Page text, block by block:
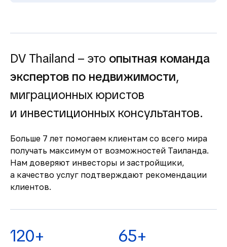
высокий спрос на аренду недвижимости.
покупка
Понятная процедура покупки для
иностранцев и сопровождение юристов
делают сделки быстрыми и безопасными.
Комфортная жизнь и
инфраструктура
Современные больницы, международные
школы, торговые центры и высокий
уровень сервиса обеспечивают комфорт
для жизни и отдыха.
DV Thailand – это опытная команда
экспертов по недвижимости,
миграционных юристов
и инвестиционных консультантов.
Больше 7 лет помогаем клиентам со всего мира
получать максимум от возможностей Таиланда.
Нам доверяют инвесторы и застройщики,
а качество услуг подтверждают рекомендации
клиентов.
120+ 65+